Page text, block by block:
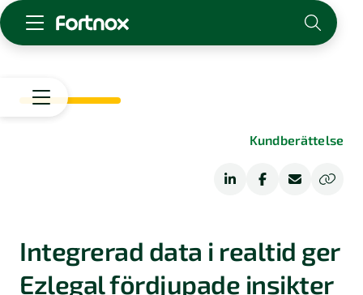
Skaffa Fortnox
Om Fortnox
Karriär
Kontakt
Bransch
Bokföring
Ekonomisk
ordlista
Kundberättelse
Integrerad data i realtid ger
Ezlegal fördjupade insikter